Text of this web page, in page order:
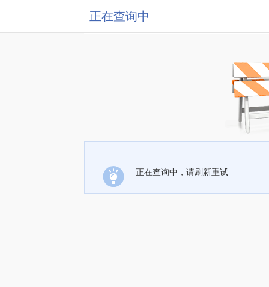
正在查询中
正在查询中，请刷新重试